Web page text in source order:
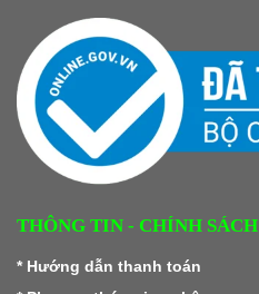
THÔNG TIN - CHÍNH SÁCH
* Hướng dẫn thanh toán